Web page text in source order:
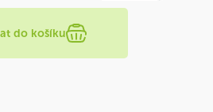
do košíku